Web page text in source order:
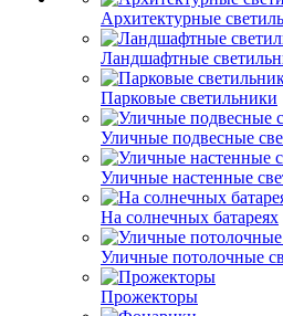
Архитектурные
Ландшафтные
Парковые светильники
Уличные подвесные
Уличные настенные
На солнечных батареях
Уличные потолочные
Прожекторы